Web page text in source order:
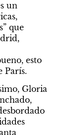
un
que
esto
París.
Gloria